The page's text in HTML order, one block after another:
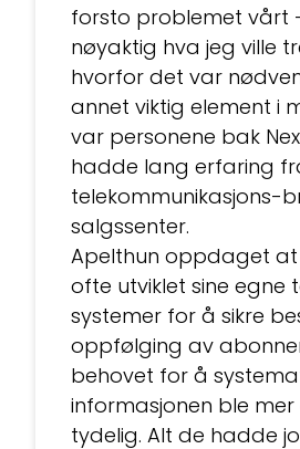
forsto problemet vårt
nøyaktig hva jeg ville
hvorfor det var
annet viktig element i
var personene bak
hadde lang erfaring
telekommunikasjons-
salgssenter.
Apelthun oppdaget at
ofte utviklet sine egne
systemer for å sikre
oppfølging av
behovet for å
informasjonen ble
tydelig. Alt de hadde